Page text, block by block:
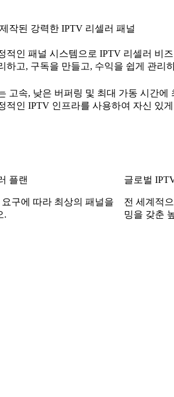
작된 강력한 IPTV 리셀러 패널
적인 패널 시스템으로 IPTV 리셀러 비
하고, 구독을 만들고, 수익을 쉽게 관리
고속, 낮은 버퍼링 및 최대 가동 시간에
적인 IPTV 인프라를 사용하여 자신 있
플랜
구에 따라 최상의 패널을
.
글로벌
전 세계적
밍을 갖춘